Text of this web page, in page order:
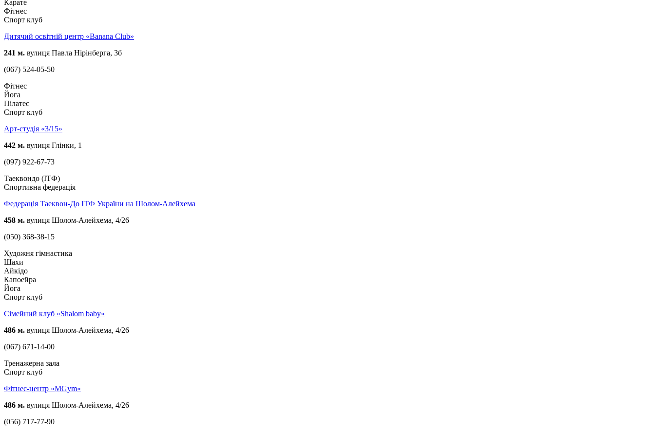
Карате
Фітнес
Спорт клуб
Дитячий освітній центр «Banana Club»
241 м. вулиця Павла Нірінберга, 3б
(067) 524-05-50
Фітнес
Йога
Пілатес
Спорт клуб
Арт-студія «3/15»
442 м. вулиця Глінки, 1
(097) 922-67-73
Таеквондо (ІТФ)
Спортивна федерація
Федерація Таеквон-До ІТФ України на Шолом-Алейхема
458 м. вулиця Шолом-Алейхема, 4/26
(050) 368-38-15
Художня гімнастика
Шахи
Айкідо
Капоейра
Йога
Спорт клуб
Сімейний клуб «Shalom baby»
486 м. вулиця Шолом-Алейхема, 4/26
(067) 671-14-00
Тренажерна зала
Спорт клуб
Фітнес-центр «MGym»
486 м. вулиця Шолом-Алейхема, 4/26
(056) 717-77-90